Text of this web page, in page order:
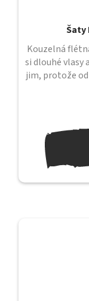
Šaty
Kouzelná
si dlouhé vlasy
jim, protože